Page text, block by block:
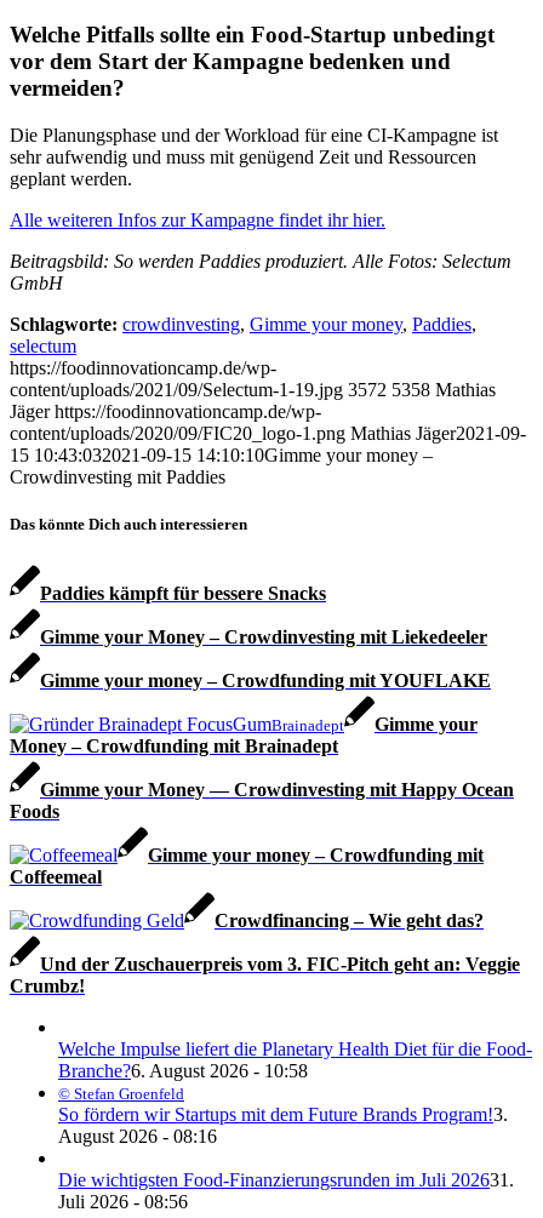
Welche Pitfalls sollte ein Food-Startup unbedingt
vor dem Start der Kampagne bedenken und
vermeiden?
Die Planungsphase und der Workload für eine CI-Kampagne ist
sehr aufwendig und muss mit genügend Zeit und Ressourcen
geplant werden.
Alle weiteren Infos zur Kampagne findet ihr hier.
Beitragsbild: So werden Paddies produziert. Alle Fotos: Selectum
GmbH
Schlagworte: crowdinvesting, Gimme your money, Paddies,
selectum
https://foodinnovationcamp.de/wp-
content/uploads/2021/09/Selectum-1-19.jpg 3572 5358 Mathias
Jäger https://foodinnovationcamp.de/wp-
content/uploads/2020/09/FIC20_logo-1.png Mathias Jäger2021-09-
15 10:43:032021-09-15 14:10:10Gimme your money –
Crowdinvesting mit Paddies
Das könnte Dich auch interessieren
Paddies kämpft für bessere Snacks
Gimme your Money – Crowdinvesting mit Liekedeeler
Gimme your money – Crowdfunding mit YOUFLAKE
Brainadept
Gimme your
Money – Crowdfunding mit Brainadept
Gimme your Money — Crowdinvesting mit Happy Ocean
Foods
Gimme your money – Crowdfunding mit
Coffeemeal
Crowdfinancing – Wie geht das?
Und der Zuschauerpreis vom 3. FIC-Pitch geht an: Veggie
Crumbz!
Welche Impulse liefert die Planetary Health Diet für die Food-
Branche?6. August 2026 - 10:58
© Stefan Groenfeld
So fördern wir Startups mit dem Future Brands Program!3.
August 2026 - 08:16
Die wichtigsten Food-Finanzierungsrunden im Juli 202631.
Juli 2026 - 08:56